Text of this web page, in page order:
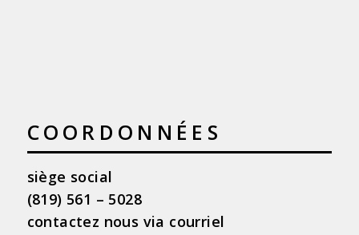
COORDONNÉES
siège social
(819) 561 – 5028
contactez nous via courriel